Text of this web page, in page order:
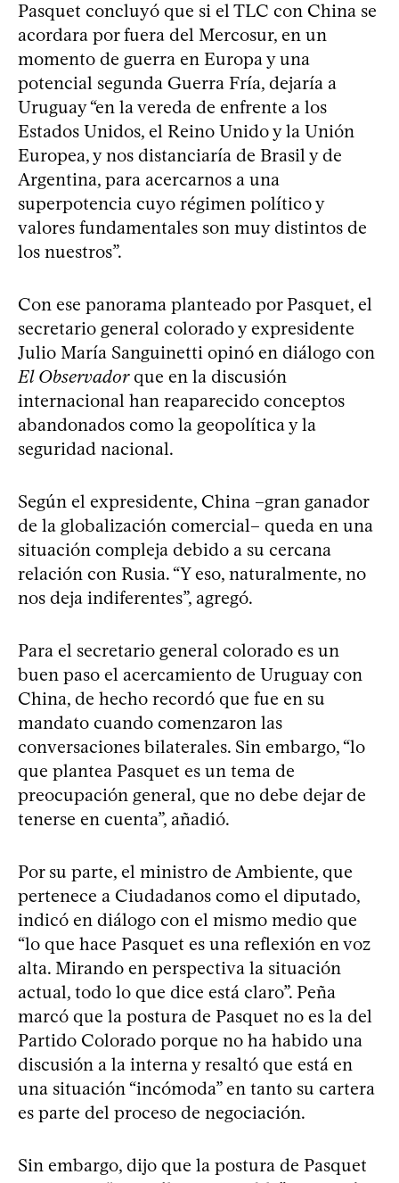
Pasquet concluyó que si el TLC con China se
acordara por fuera del Mercosur, en un
momento de guerra en Europa y una
potencial segunda Guerra Fría, dejaría a
Uruguay “en la vereda de enfrente a los
Estados Unidos, el Reino Unido y la Unión
Europea, y nos distanciaría de Brasil y de
Argentina, para acercarnos a una
superpotencia cuyo régimen político y
valores fundamentales son muy distintos de
los nuestros”.
Con ese panorama planteado por Pasquet, el
secretario general colorado y expresidente
Julio María Sanguinetti opinó en diálogo con
El Observadorque en la discusión
internacional han reaparecido conceptos
abandonados como la geopolítica y la
seguridad nacional.
Según el expresidente, China –gran ganador
de la globalización comercial– queda en una
situación compleja debido a su cercana
relación con Rusia. “Y eso, naturalmente, no
nos deja indiferentes”, agregó.
Para el secretario general colorado es un
buen paso el acercamiento de Uruguay con
China, de hecho recordó que fue en su
mandato cuando comenzaron las
conversaciones bilaterales. Sin embargo, “lo
que plantea Pasquet es un tema de
preocupación general, que no debe dejar de
tenerse en cuenta”, añadió.
Por su parte, el ministro de Ambiente, que
pertenece a Ciudadanos como el diputado,
indicó en diálogo con el mismo medio que
“lo que hace Pasquet es una reflexión en voz
alta. Mirando en perspectiva la situación
actual, todo lo que dice está claro”. Peña
marcó que la postura de Pasquet no es la del
Partido Colorado porque no ha habido una
discusión a la interna y resaltó que está en
una situación “incómoda” en tanto su cartera
es parte del proceso de negociación.
Sin embargo, dijo que la postura de Pasquet